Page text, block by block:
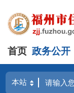
首页 政务公开